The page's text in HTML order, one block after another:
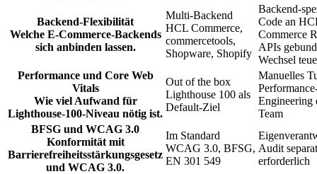
Backend-Flexibilität
Welche E-Commerce-Backends
sich anbinden lassen.
Multi-Backend
HCL Commerce,
commercetools,
Shopware, Shopify
Backend-
Code an
Commerce
APIs
Wechsel
Performance und Core Web
Vitals
Wie viel Aufwand für
Lighthouse-100-Niveau nötig ist.
Out of the box
Lighthouse 100 als
Default-Ziel
Manuelles
Engineering
Team
BFSG und WCAG 3.0
Konformität mit
Barrierefreiheitsstärkungsgesetz
und WCAG 3.0.
Im Standard
WCAG 3.0, BFSG,
EN 301 549
Audit separat
erforderlich